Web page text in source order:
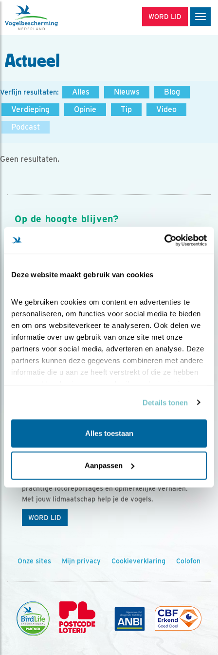
Deze website maakt gebruik van cookies
We gebruiken cookies om content en advertenties te
personaliseren, om functies voor social media te bieden
en om ons websiteverkeer te analyseren. Ook delen we
informatie over uw gebruik van onze site met onze
partners voor social media, adverteren en analyse. Deze
partners kunnen deze gegevens combineren met andere
informatie die u aan ze heeft verstrekt of die ze hebben
Details tonen
Alles toestaan
Aanpassen
WORD LID
Actueel
Verfijn resultaten: Alles Nieuws
Blog
Verdieping
Opinie Tip
Video
Podcast
Geen resultaten.
Op de hoogte blijven?
Meld je aan en ontvang nieuws, inspiratie, acties en tips
over vogels en activiteiten van Vogelbescherming.
Ontvang 5 x Vogels voor € 36,00 per jaar
Vogels is het tijdschrift voor onze leden, met
prachtige fotoreportages en opmerkelijke verhalen.
Met jouw lidmaatschap help je de vogels.
WORD LID
Onze sites Mijn privacy Cookieverklaring Colofon